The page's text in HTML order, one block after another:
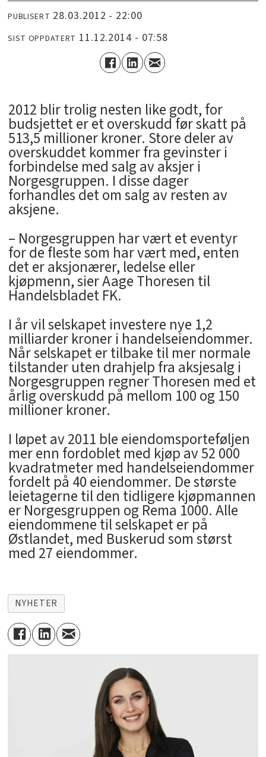
PUBLISERT 28.03.2012 - 22:00
SIST OPPDATERT 11.12.2014 - 07:58
2012 blir trolig nesten like godt, for
budsjettet er et overskudd før skatt på
513,5 millioner kroner. Store deler av
overskuddet kommer fra gevinster i
forbindelse med salg av aksjer i
Norgesgruppen. I disse dager
forhandles det om salg av resten av
aksjene.
– Norgesgruppen har vært et eventyr
for de fleste som har vært med, enten
det er aksjonærer, ledelse eller
kjøpmenn, sier Aage Thoresen til
Handelsbladet FK.
I år vil selskapet investere nye 1,2
milliarder kroner i handelseiendommer.
Når selskapet er tilbake til mer normale
tilstander uten drahjelp fra aksjesalg i
Norgesgruppen regner Thoresen med et
årlig overskudd på mellom 100 og 150
millioner kroner.
I løpet av 2011 ble eiendomsporteføljen
mer enn fordoblet med kjøp av 52 000
kvadratmeter med handelseiendommer
fordelt på 40 eiendommer. De største
leietagerne til den tidligere kjøpmannen
er Norgesgruppen og Rema 1000. Alle
eiendommene til selskapet er på
Østlandet, med Buskerud som størst
med 27 eiendommer.
NYHETER